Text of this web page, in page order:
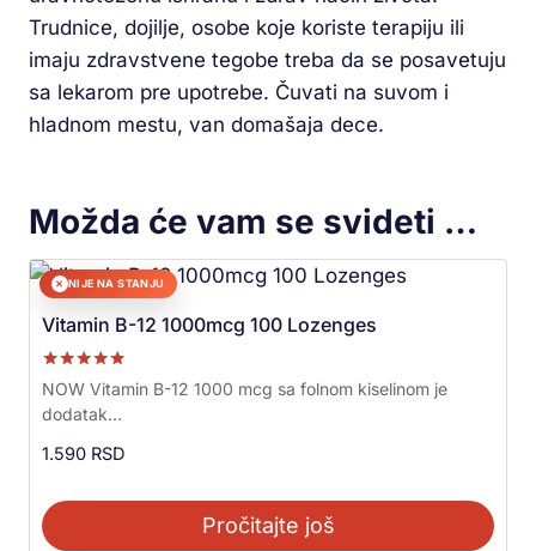
Trudnice, dojilje, osobe koje koriste terapiju ili
imaju zdravstvene tegobe treba da se posavetuju
sa lekarom pre upotrebe. Čuvati na suvom i
hladnom mestu, van domašaja dece.
Možda će vam se svideti …
✕ NIJE NA STANJU
Vitamin B-12 1000mcg 100 Lozenges
Ocenjeno sa
5.00
od 5
NOW Vitamin B-12 1000 mcg sa folnom kiselinom je
dodatak...
1.590 RSD
Pročitajte još